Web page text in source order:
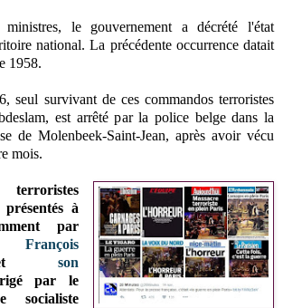
le gouvernement a décrété l'état
national. La précédente occurrence datait
1958.
seul survivant de ces commandos terroristes
est arrêté par la police belge dans la
de Molenbeek-Saint-Jean, après avoir vécu
mois.
terroristes
à
par
François
son
par le
socialiste